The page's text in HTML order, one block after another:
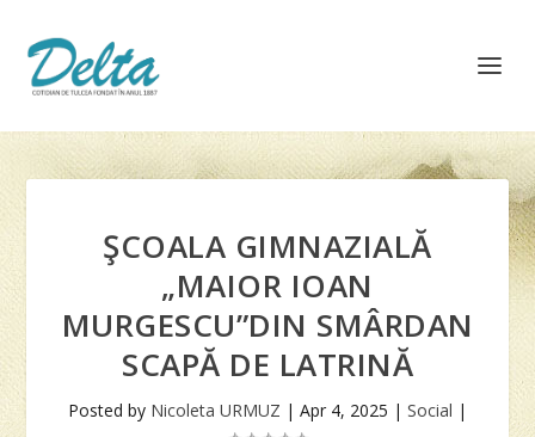
ŞCOALA GIMNAZIALĂ
„MAIOR IOAN
MURGESCU”DIN SMÂRDAN
SCAPĂ DE LATRINĂ
Posted by Nicoleta URMUZ | Apr 4, 2025 | Social |